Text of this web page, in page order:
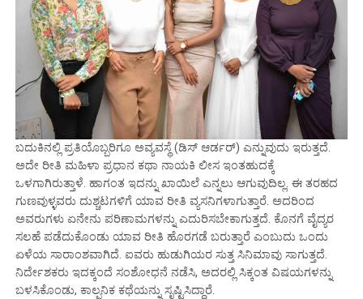
ಬದುಕಿನಲ್ಲಿ ಪ್ರತಿಯೊಬ್ಬರಿಗೂ ಅವ್ಯವಸ್ಥೆ (ಡಿಸ್ ಆರ್ಡರ್) ಎನ್ನುವುದು ಇರುತ್ತದೆ.
ಅದೇ ರೀತಿ ಮಹಿಳಾ ಪ್ರಧಾನ ಕಥಾ ನಾಯಕಿ ಲೀಸ ಇಂತಹುದಕ್ಕೆ
ಒಳಗಾಗಿರುತ್ತಾಳೆ. ಹಾಗಂತ ಇದನ್ನು ಖಾಯಿಲೆ ಎನ್ನಲು ಆಗುವುದಿಲ್ಲ. ಈ ತರಹದ
ಗುಣವುಳ್ಳವರು ದುಶ್ಚಟಗಳಿಗೆ ಯಾವ ರೀತಿ ವ್ಯಸನಿಗಳಾಗುತ್ತಾರೆ. ಅದರಿಂದ
ಅವರುಗಳು ಏನೇನು ಪರಿಣಾಮಗಳನ್ನು ಎದುರಿಸಬೇಕಾಗುತ್ತದೆ. ಕೊನಗೆ ವೈದ್ಯರ
ಸಲಹೆ ಪಡೆದುಕೊಂಡು ಯಾವ ರೀತಿ ಹೊರಗಡೆ ಬರುತ್ತಾರೆ ಎಂಬುದು ಒಂದು
ಏಳೆಯ ಸಾರಾಂಶವಾಗಿದೆ. ಐವರು ಹುಡುಗಿಯರ ಸುತ್ತ ಸಿನಿಮಾವು ಸಾಗುತ್ತದೆ.
ನಿರ್ದೇಶಕರು ಇದಕ್ಕಂದೆ ಸಂಶೋಧನೆ ನಡೆಸಿ, ಅದರಲ್ಲಿ ಸಿಕ್ಕಂತ ವಿಷಯಗಳನ್ನು
ಬಳಸಿಕೊಂಡು, ಕಾಲ್ಪನಿಕ ಕಥೆಯನ್ನು ಸೃಷ್ಟಿಸಿದ್ದಾರೆ.